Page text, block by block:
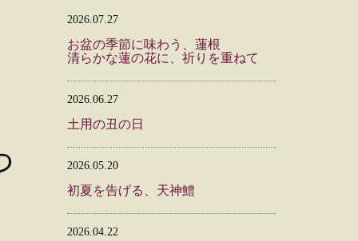
2026.07.27
お盆の季節に味わう、蓮根
清らかな蓮の花に、祈りを重ねて
2026.06.27
土用の丑の日
2026.05.20
初夏を告げる、天神鱧
2026.04.22